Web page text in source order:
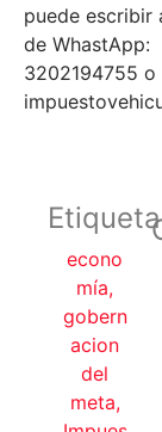
puede escribir
de WhastApp:
3202194755 o
econo
mía,
gobern
acion
del
meta,